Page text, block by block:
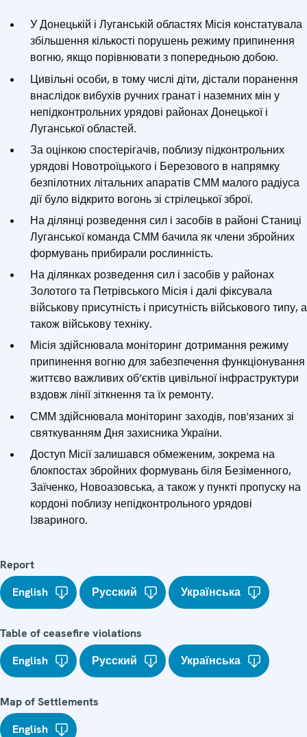
У Донецькій і Луганській областях Місія констатувала
збільшення кількості порушень режиму припинення
вогню, якщо порівнювати з попередньою добою.
Цивільні особи, в тому числі діти, дістали поранення
внаслідок вибухів ручних гранат і наземних мін у
непідконтрольних урядові районах Донецької і
Луганської областей.
За оцінкою спостерігачів, поблизу підконтрольних
урядові Новотроїцького і Березового в напрямку
безпілотних літальних апаратів СММ малого радіуса
дії було відкрито вогонь зі стрілецької зброї.
На ділянці розведення сил і засобів в районі Станиці
Луганської команда СММ бачила як члени збройних
формувань прибирали рослинність.
На ділянках розведення сил і засобів у районах
Золотого та Петрівського Місія і далі фіксувала
військову присутність і присутність військового типу, а
також військову техніку.
Місія здійснювала моніторинг дотримання режиму
припинення вогню для забезпечення функціонування
життєво важливих об’єктів цивільної інфраструктури
вздовж лінії зіткнення та їх ремонту.
СММ здійснювала моніторинг заходів, пов'язаних зі
святкуванням Дня захисника України.
Доступ Місії залишався обмеженим, зокрема на
блокпостах збройних формувань біля Безіменного,
Заїченко, Новоазовська, а також у пункті пропуску на
кордоні поблизу непідконтрольного урядові
Ізвариного.
Report
English
Русский Українська
Table of ceasefire violations
English
Русский Українська
Map of Settlements
English